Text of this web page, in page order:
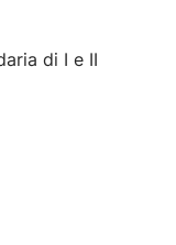
di I e II